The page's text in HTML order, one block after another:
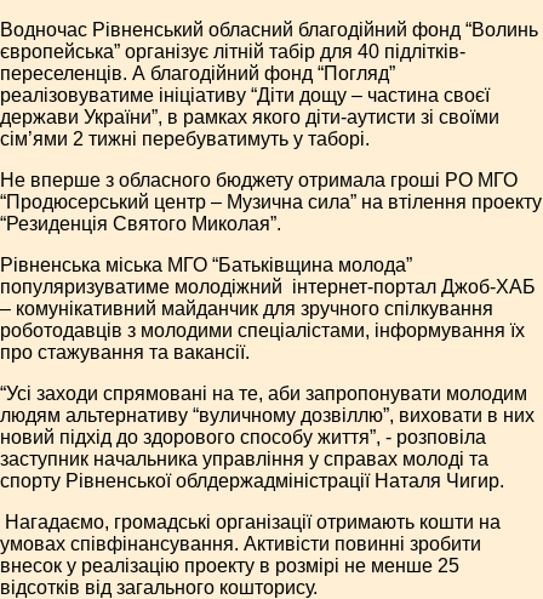
Водночас Рівненський обласний благодійний фонд “Волинь
європейська” організує літній табір для 40 підлітків-
переселенців. А благодійний фонд “Погляд”
реалізовуватиме ініціативу “Діти дощу – частина своєї
держави України”, в рамках якого діти-аутисти зі своїми
сім’ями 2 тижні перебуватимуть у таборі.
Не вперше з обласного бюджету отримала гроші РО МГО
“Продюсерський центр – Музична сила” на втілення проекту
“Резиденція Святого Миколая”.
Рівненська міська МГО “Батьківщина молода”
популяризуватиме молодіжний інтернет-портал Джоб-ХАБ
– комунікативний майданчик для зручного спілкування
роботодавців з молодими спеціалістами, інформування їх
про стажування та вакансії.
“Усі заходи спрямовані на те, аби запропонувати молодим
людям альтернативу “вуличному дозвіллю”, виховати в них
новий підхід до здорового способу життя”, - розповіла
заступник начальника управління у справах молоді та
спорту Рівненської облдержадміністрації Наталя Чигир.
Нагадаємо, громадські організації отримають кошти на
умовах співфінансування. Активісти повинні зробити
внесок у реалізацію проекту в розмірі не менше 25
відсотків від загального кошторису.